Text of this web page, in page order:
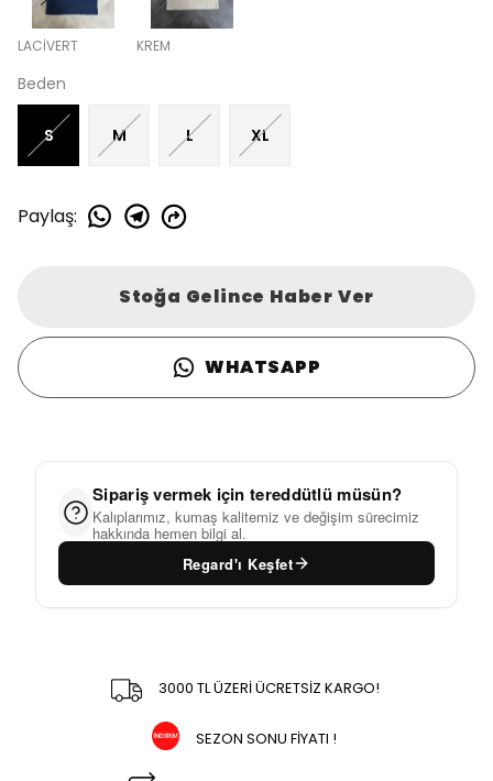
LACİVERT KREM
Beden
S M L XL
Paylaş:
Stoğa Gelince Haber Ver
WHATSAPP
Sipariş vermek için tereddütlü müsün?
Kalıplarımız, kumaş kalitemiz ve değişim sürecimiz
hakkında hemen bilgi al.
Regard'ı Keşfet
3000 TL ÜZERİ ÜCRETSİZ KARGO!
SEZON SONU FİYATI !